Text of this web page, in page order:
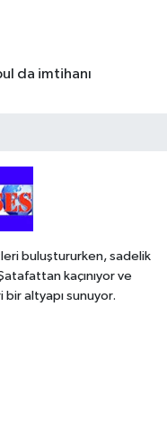
da imtihanı
buluştururken, sadelik
kaçınıyor ve
altyapı sunuyor.